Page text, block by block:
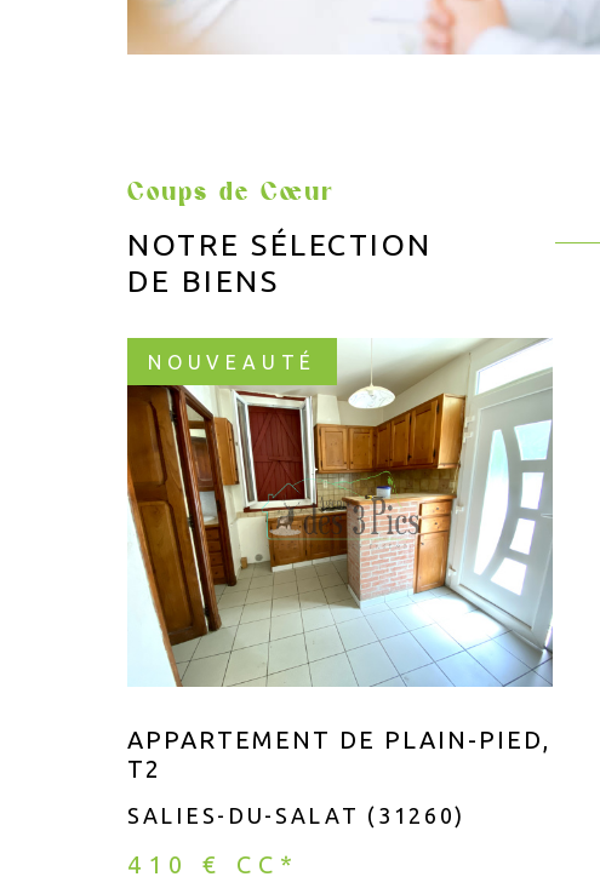
Coups de Cœur
NOTRE SÉLECTION
DE BIENS
NOUVEAUTÉ
VOIR LE BIEN
APPARTEMENT DE PLAIN-PIED,
T2
SALIES-DU-SALAT (31260)
410 € CC*